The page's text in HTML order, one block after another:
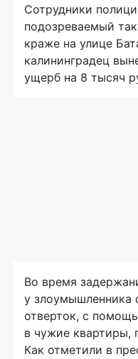
Сотрудники
подозреваемый
краже на улице
калининградец
ущерб на 8 тысяч
Во время
у злоумышленника
отверток, с
в чужие квартиры,
Как отметили в